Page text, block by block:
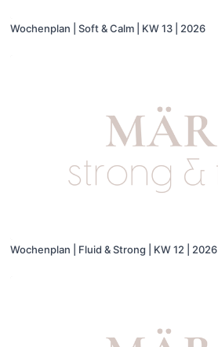
Wochenplan | Soft & Calm | KW 13 | 2026
Wochenplan | Fluid & Strong | KW 12 | 2026